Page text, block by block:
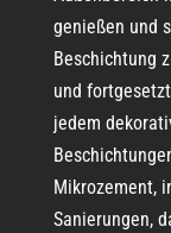
genießen und
Beschichtung
und
jedem
Mikrozement,
Sanierungen,